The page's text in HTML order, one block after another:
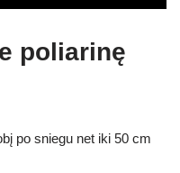
poliarinę
po sniegu net iki 50 cm